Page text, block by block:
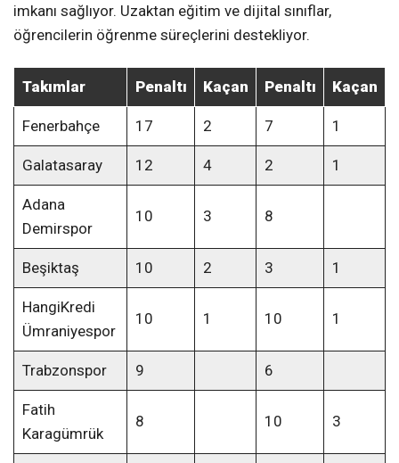
imkanı sağlıyor. Uzaktan eğitim ve dijital sınıflar,
öğrencilerin öğrenme süreçlerini destekliyor.
Takımlar Penaltı Kaçan Penaltı Kaçan
Fenerbahçe 17 2 7 1
Galatasaray 12 4 2 1
Adana
Demirspor
10 3 8
Beşiktaş 10 2 3 1
HangiKredi
Ümraniyespor
10 1 10 1
Trabzonspor 9 6
Fatih
Karagümrük
8 10 3